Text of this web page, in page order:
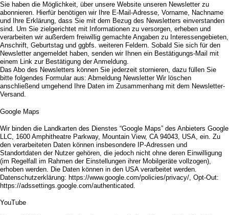
Sie haben die Möglichkeit, über unsere Website unseren Newsletter zu
abonnieren. Hierfür benötigen wir Ihre E-Mail-Adresse, Vorname, Nachname
und Ihre Erklärung, dass Sie mit dem Bezug des Newsletters einverstanden
sind. Um Sie zielgerichtet mit Informationen zu versorgen, erheben und
verarbeiten wir außerdem freiwillig gemachte Angaben zu Interessengebieten,
Anschrift, Geburtstag und ggbfs. weiteren Feldern. Sobald Sie sich für den
Newsletter angemeldet haben, senden wir Ihnen ein Bestätigungs-Mail mit
einem Link zur Bestätigung der Anmeldung.
Das Abo des Newsletters können Sie jederzeit stornieren, dazu füllen Sie
bitte folgendes Formular aus: Abmeldung Newsletter Wir löschen
anschließend umgehend Ihre Daten im Zusammenhang mit dem Newsletter-
Versand.
Google Maps
Wir binden die Landkarten des Dienstes “Google Maps” des Anbieters Google
LLC, 1600 Amphitheatre Parkway, Mountain View, CA 94043, USA, ein. Zu
den verarbeiteten Daten können insbesondere IP-Adressen und
Standortdaten der Nutzer gehören, die jedoch nicht ohne deren Einwilligung
(im Regelfall im Rahmen der Einstellungen ihrer Mobilgeräte vollzogen),
erhoben werden. Die Daten können in den USA verarbeitet werden.
Datenschutzerklärung: https://www.google.com/policies/privacy/, Opt-Out:
https://adssettings.google.com/authenticated.
YouTube